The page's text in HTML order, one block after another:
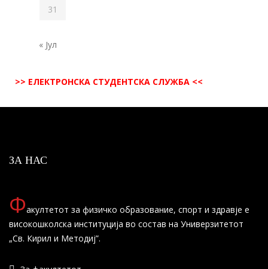
31
« Јул
>> ЕЛЕКТРОНСКА СТУДЕНТСКА СЛУЖБА <<
ЗА НАС
Факултетот за физичко образование, спорт и здравје е
високошколска институција во состав на Универзитетот
„Св. Кирил и Методиј”.